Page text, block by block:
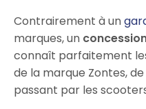
Contrairement à un
marques, un
connaît parfaitement
de la marque Zontes,
passant par les